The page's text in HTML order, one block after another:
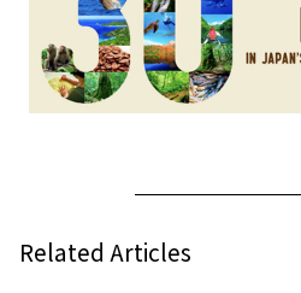
Related Articles